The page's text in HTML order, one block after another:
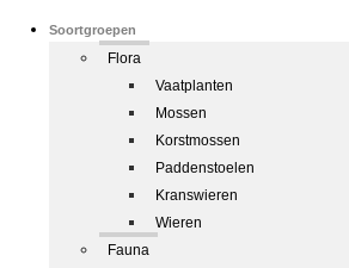
Soortgroepen
Flora
Vaatplanten
Mossen
Korstmossen
Paddenstoelen
Kranswieren
Wieren
Fauna